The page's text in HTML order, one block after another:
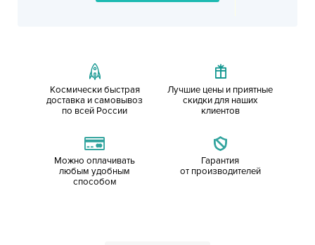
Космически быстрая
доставка и самовывоз
по всей России
Лучшие цены и приятные
скидки для наших
клиентов
Можно оплачивать
любым удобным
способом
Гарантия
от производителей